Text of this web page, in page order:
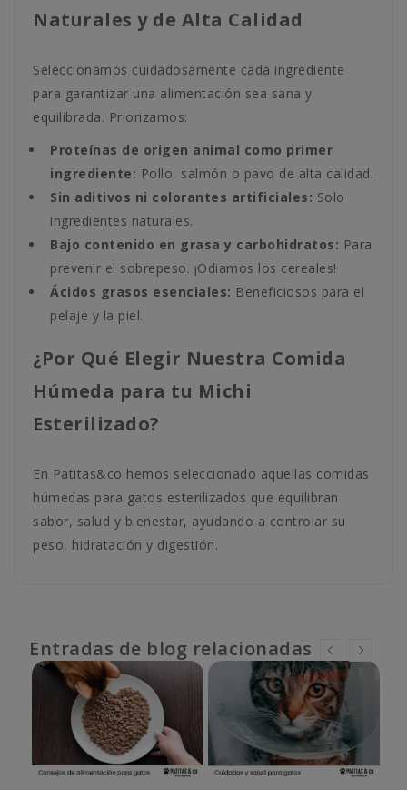
Naturales y de Alta Calidad
Seleccionamos cuidadosamente cada ingrediente
para garantizar una alimentación sea sana y
equilibrada. Priorizamos:
Proteínas de origen animal como primer
ingrediente: Pollo, salmón o pavo de alta calidad.
Sin aditivos ni colorantes artificiales: Solo
ingredientes naturales.
Bajo contenido en grasa y carbohidratos: Para
prevenir el sobrepeso. ¡Odiamos los cereales!
Ácidos grasos esenciales: Beneficiosos para el
pelaje y la piel.
¿Por Qué Elegir Nuestra Comida
Húmeda para tu Michi
Esterilizado?
En Patitas&co hemos seleccionado aquellas comidas
húmedas para gatos esterilizados que equilibran
sabor, salud y bienestar, ayudando a controlar su
peso, hidratación y digestión.
Entradas de blog relacionadas